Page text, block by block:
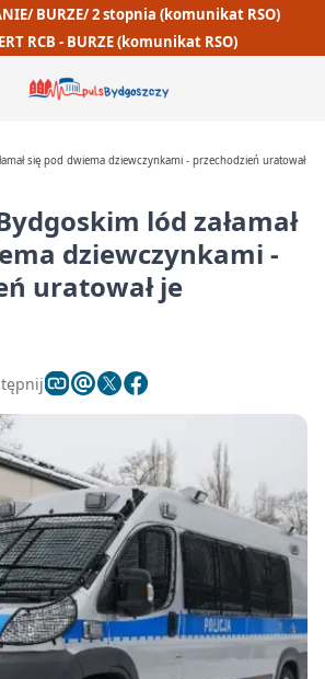
BURZE/ 2 stopnia (komunikat RSO)
RCB - BURZE (komunikat RSO)
się pod dwiema dziewczynkami - przechodzień uratował
lód załamał
dziewczynkami -
uratował je